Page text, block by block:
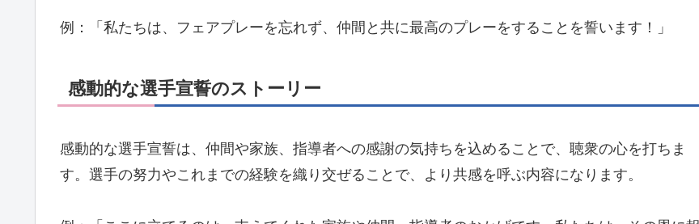
例：「私たちは、フェアプレーを忘れず、仲間と共に最高のプレーをすることを誓います！」
感動的な選手宣誓のストーリー
感動的な選手宣誓は、仲間や家族、指導者への感謝の気持ちを込めることで、聴衆の心を打ちま
す。選手の努力やこれまでの経験を織り交ぜることで、より共感を呼ぶ内容になります。